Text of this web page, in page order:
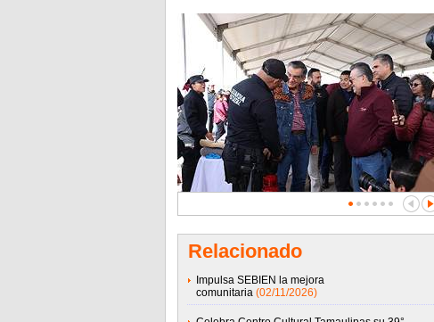
Relacionado
Impulsa SEBIEN la mejora
comunitaria (02/11/2026)